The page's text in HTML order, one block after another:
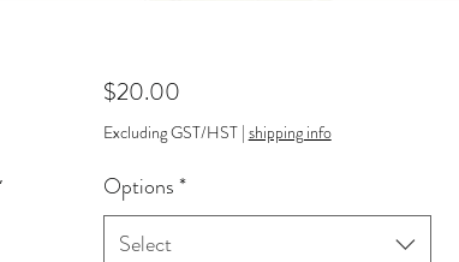
$20.00Price
Excluding GST/HST| shipping info
Options*
Select